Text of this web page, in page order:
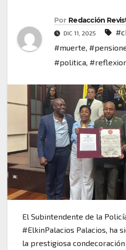
Por Redacción
DIC 11, 2025
#muerte,
#politica,
El Subintendente de la
#ElkinPalacios Palacios, ha
la prestigiosa